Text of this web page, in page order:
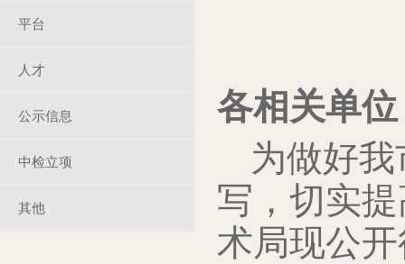
平台
人才
公示信息
中检立项
其他
各相关单
为做好
写，切实
术局现公